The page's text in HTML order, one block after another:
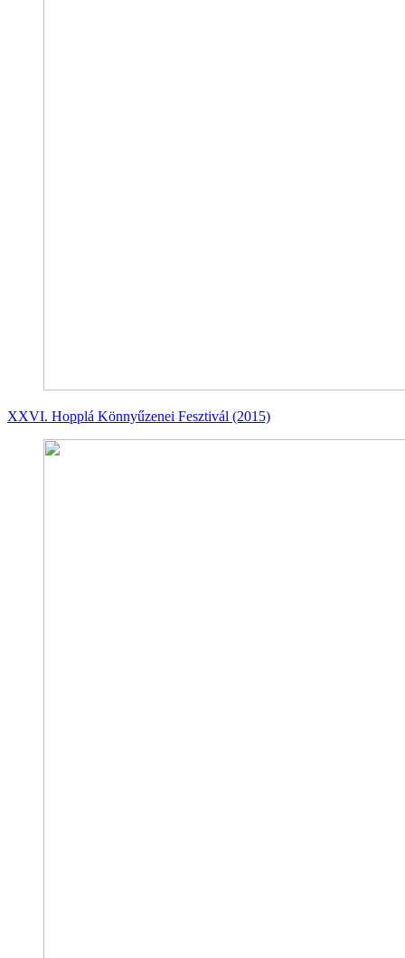
XXVI. Hopplá Könnyűzenei Fesztivál (2015)